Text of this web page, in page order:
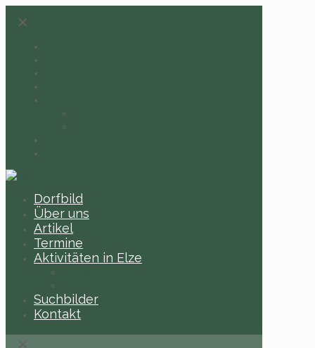
✕
Dorfbild
Über uns
Artikel
Termine
Aktivitäten in Elze
Suchbilder
Kontakt